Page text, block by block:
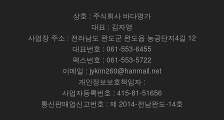
상호 : 주식회사 바다명가
대표 : 김자영
사업장 주소 : 전라남도 완도군 완도읍 농공단지4길 12
대표번호 : 061-553-6455
팩스번호 : 061-553-5722
이메일 : jykim260@hanmail.net
개인정보보호책임자 :
사업자등록번호 : 415-81-51656
통신판매업신고번호 : 제 2014-전남완도-14호